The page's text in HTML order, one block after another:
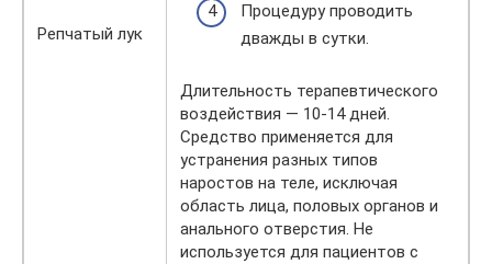
Репчатый лук
Процедуру проводить
дважды в сутки.
Длительность терапевтического
воздействия — 10-14 дней.
Средство применяется для
устранения разных типов
наростов на теле, исключая
область лица, половых органов и
анального отверстия. Не
используется для пациентов с